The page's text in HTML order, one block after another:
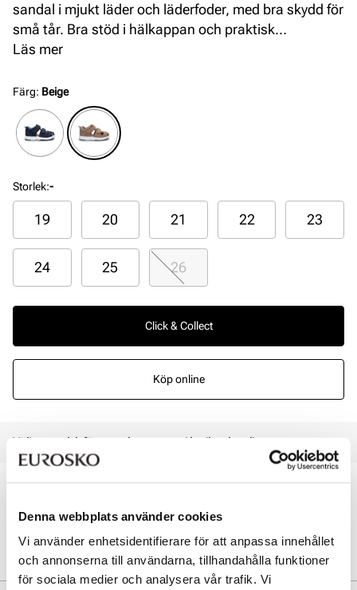
Denna webbplats använder cookies
Vi använder enhetsidentifierare för att anpassa innehållet
och annonserna till användarna, tillhandahålla funktioner
för sociala medier och analysera vår trafik. Vi
sandal i mjukt läder och läderfoder, med bra skydd för
små tår. Bra stöd i hälkappan och praktisk
kardborrestängning på vristen och framfoten gör
Superlätt sula med gummierade partier ger suveränt
grepp.
Läs mer
Färg: Beige
Storlek:-
19 20 21 22 23
24 25 26
Click & Collect
Köp online
Välj en storlek för att se lagerstatus i butik och online
Leverans 3-7 dagar
Gratis retur i butik